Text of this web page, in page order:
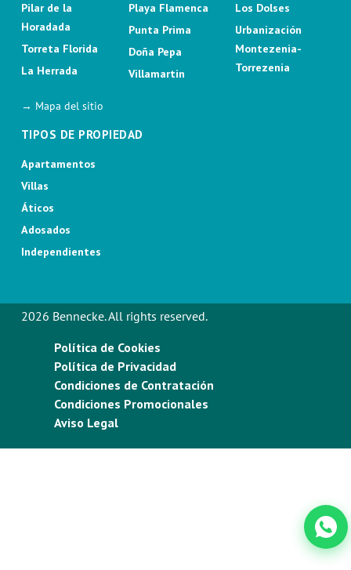
Pilar de la
Horadada
Torreta Florida
La Herrada
Playa Flamenca
Punta Prima
Doña Pepa
Villamartin
Los Dolses
Urbanización
Montezenia-
Torrezenia
→ Mapa del sitio
TIPOS DE PROPIEDAD
Apartamentos
Villas
Áticos
Adosados
Independientes
2026 Bennecke. All rights reserved.
Política de Cookies
Política de Privacidad
Condiciones de Contratación
Condiciones Promocionales
Aviso Legal